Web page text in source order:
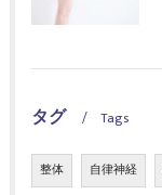
タグ Tags
整体 自律神経